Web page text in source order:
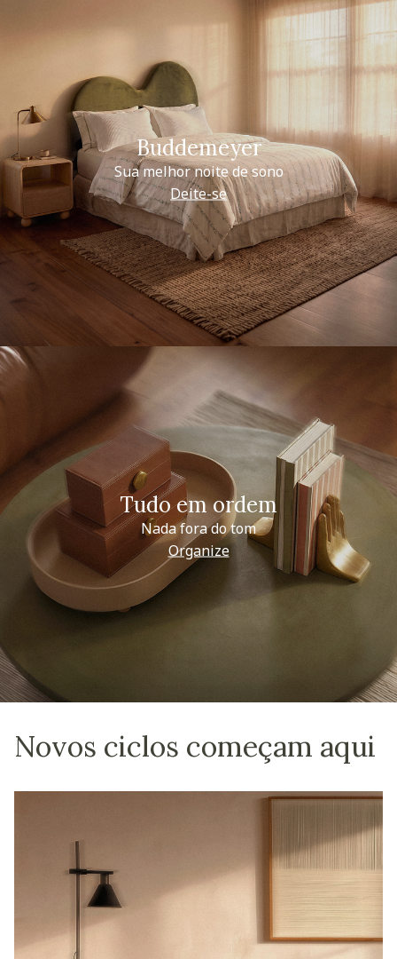
Buddemeyer
Sua melhor noite de sono
Deite-se
Tudo em ordem
Nada fora do tom
Organize
Novos ciclos começam aqui